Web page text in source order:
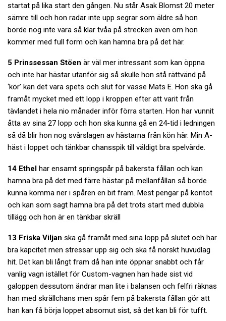
startat på lika start den gången. Nu står Asak Blomst 20 meter
sämre till och hon radar inte upp segrar som äldre så hon
borde nog inte vara så klar tvåa på strecken även om hon
kommer med full form och kan hamna bra på det här.
5 Prinssessan Stöen är väl mer intressant som kan öppna
och inte har hästar utanför sig så skulle hon stå rättvänd på
‘kör’ kan det vara spets och slut för vasse Mats E. Hon ska gå
framåt mycket med ett lopp i kroppen efter att varit från
tävlandet i hela nio månader inför förra starten. Hon har vunnit
åtta av sina 27 lopp och hon ska kunna gå en 24-tid i ledningen
så då blir hon nog svårslagen av hästarna från kön här. Min A-
häst i loppet och tänkbar chansspik till väldigt bra spelvärde.
14 Ethel har ensamt springspår på bakersta fållan och kan
hamna bra på det med färre hästar på mellanfållan så borde
kunna komma ner i spåren en bit fram. Mest pengar på kontot
och kan som sagt hamna bra på det trots start med dubbla
tillägg och hon är en tänkbar skräll
13 Friska Viljan ska gå framåt med sina lopp på slutet och har
bra kapcitet men stressar upp sig och ska få norskt huvudlag
hit. Det kan bli långt fram då han inte öppnar snabbt och får
vanlig vagn istället för Custom-vagnen han hade sist vid
galoppen dessutom ändrar man lite i balansen och felfri räknas
han med skrällchans men spår fem på bakersta fållan gör att
han kan få börja loppet absomut sist, så det kan bli för tufft.